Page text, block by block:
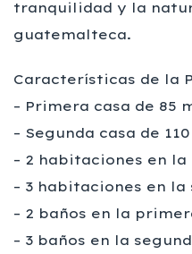
tranquilidad y la
guatemalteca.
Características de la
– Primera casa de 85
– Segunda casa de
– 2 habitaciones en
– 3 habitaciones en la
– 2 baños en la
– 3 baños en la